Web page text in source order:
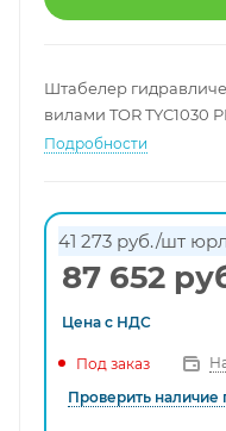
Штабелер
вилами TOR TYC1030
Подробности
41 273 руб./шт
87 652
Цена с НДС
Под заказ
Проверить наличие